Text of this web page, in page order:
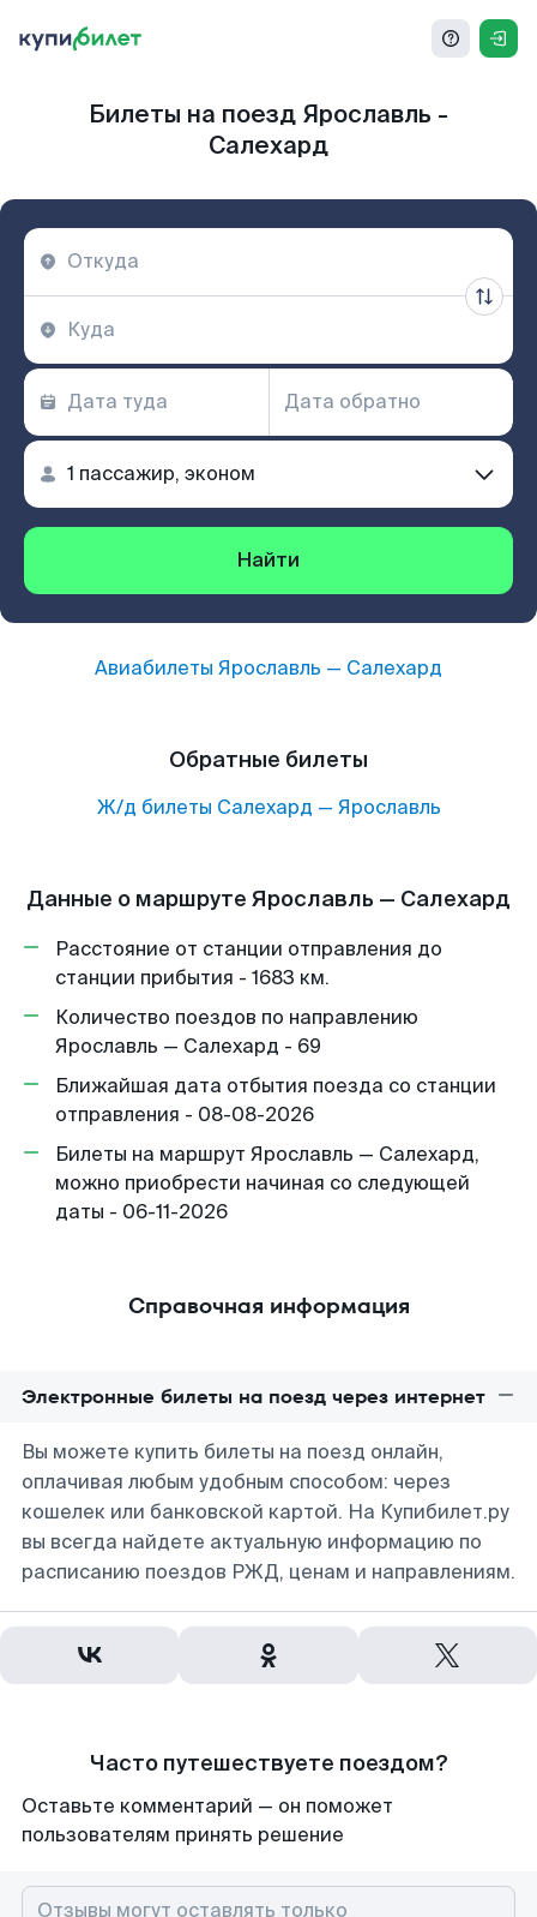
Билеты на поезд Ярославль -
Салехард
Найти
Авиабилеты Ярославль — Салехард
Обратные билеты
Ж/д билеты Салехард — Ярославль
Данные о маршруте Ярославль — Салехард
Расстояние от станции отправления до
станции прибытия - 1683 км.
Количество поездов по направлению
Ярославль — Салехард - 69
Ближайшая дата отбытия поезда со станции
отправления - 08-08-2026
Билеты на маршрут Ярославль — Салехард,
можно приобрести начиная со следующей
даты - 06-11-2026
Справочная информация
Электронные билеты на поезд через интернет
Вы можете купить билеты на поезд онлайн,
оплачивая любым удобным способом: через
кошелек или банковской картой. На Купибилет.ру
вы всегда найдете актуальную информацию по
расписанию поездов РЖД, ценам и направлениям.
Часто путешествуете поездом?
Оставьте комментарий — он поможет
пользователям принять решение